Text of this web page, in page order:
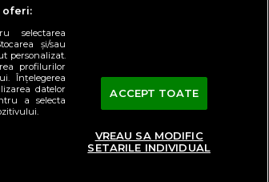
Caut bona
Copil bolnav
Gemeni, Tripleti
oferi:
selectarea
și/sau
personalizat.
profilurilor
Înțelegerea
datelor
a selecta
ACCEPT TOATE
VREAU SA MODIFIC
SETARILE INDIVIDUAL